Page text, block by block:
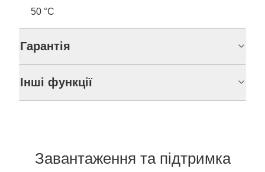
50 °C
Гарантія
Інші функції
Завантаження та підтримка